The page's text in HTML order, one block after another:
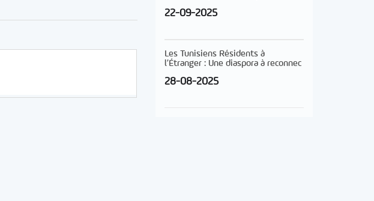
22-09-2025
Les Tunisiens Résidents à
l’Étranger : Une diaspora à reconnec
28-08-2025